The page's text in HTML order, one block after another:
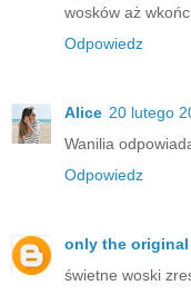
wosków aż
Odpowiedz
Alice 20 lutego
Wanilia
Odpowiedz
only the
świetne woski